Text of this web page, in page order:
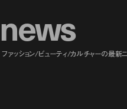
news
ファッション/ビューティ/カルチャーの最新